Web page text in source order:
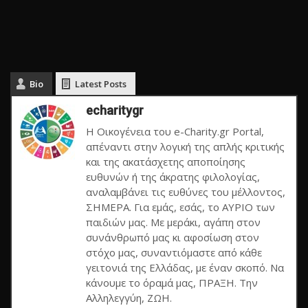
Bio Latest Posts
echaritygr
Η Οικογένεια του e-Charity.gr Portal,
απέναντι στην λογική της απλής κριτικής
και της ακατάσχετης αποποίησης
ευθυνών ή της άκρατης φιλολογίας,
αναλαμβάνει τις ευθύνες του μέλλοντος,
ΣΗΜΕΡΑ. Για εμάς, εσάς, το ΑΥΡΙΟ των
παιδιών μας. Με μεράκι, αγάπη στον
συνάνθρωπό μας κι αφοσίωση στον
στόχο μας, συναντιόμαστε από κάθε
γειτονιά της Ελλάδας, με έναν σκοπό. Να
κάνουμε το όραμά μας, ΠΡΑΞΗ. Την
Αλληλεγγύη, ΖΩΗ.